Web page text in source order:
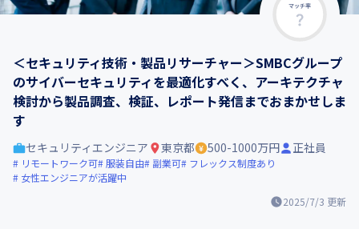
マッチ率
＜セキュリティ技術・製品リサーチャー＞SMBCグループ
のサイバーセキュリティを最適化すべく、アーキテクチャ
検討から製品調査、検証、レポート発信までおまかせしま
す
2025/7/3 更新
セキュリティエンジニア 東京都 500-1000万円 正社員
リモートワーク可 服装自由 副業可
フレックス制度あり
女性エンジニアが活躍中